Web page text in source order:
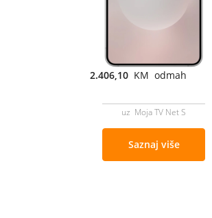
2.406,10 KM odmah
uz Moja TV Net S
Saznaj više